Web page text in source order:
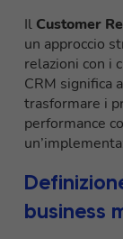
Il Customer
un approccio
relazioni con i
CRM significa
trasformare i
performance
business